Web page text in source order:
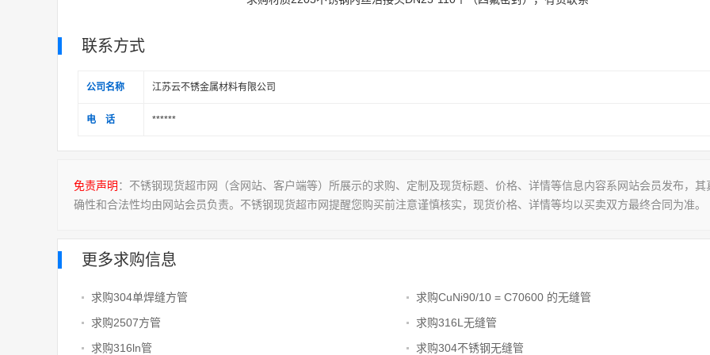
联系方式
公司名称 江苏云不锈金属材料有限公司
电 话 ******
免责声明 ：不锈钢现货超市网（含网站、客户端等）所展示的求购、定制及现货标题、价格、详情等信息内容系网站会员发布，其
确性和合法性均由网站会员负责。不锈钢现货超市网提醒您购买前注意谨慎核实，现货价格、详情等均以买卖双方最终合同为准。
更多求购信息
求购304单焊缝方管
求购CuNi90/10 = C70600 的无缝管
求购2507方管
求购316L无缝管
求购316ln管
求购304不锈钢无缝管